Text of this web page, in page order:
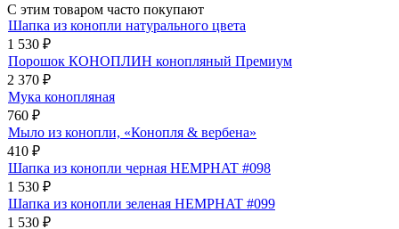
С этим товаром часто покупают
Шапка из конопли натурального цвета
1 530 ₽
Порошок КОНОПЛИН конопляный Премиум
2 370 ₽
Мука конопляная
760 ₽
Мыло из конопли, «Конопля & вербена»
410 ₽
Шапка из конопли черная HEMPHAT #098
1 530 ₽
Шапка из конопли зеленая HEMPHAT #099
1 530 ₽